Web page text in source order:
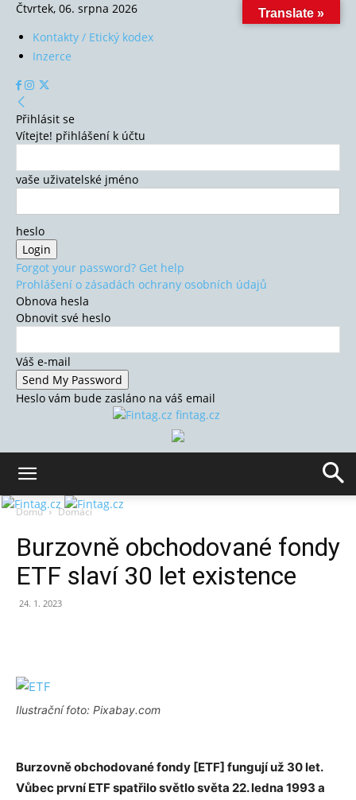
Čtvrtek, 06. srpna 2026
Kontakty / Etický kodex
Inzerce
Přihlásit se
Vítejte! přihlášení k účtu
vaše uživatelské jméno
heslo
Forgot your password? Get help
Prohlášení o zásadách ochrany osobních údajů
Obnova hesla
Obnovit své heslo
Váš e-mail
Heslo vám bude zasláno na váš email
fintag.cz
Domů Domácí
Burzovně obchodované fondy
ETF slaví 30 let existence
24. 1. 2023
Ilustrační foto: Pixabay.com
Burzovně obchodované fondy [ETF] fungují už 30 let.
Vůbec první ETF spatřilo světlo světa 22. ledna 1993 a
Translate »